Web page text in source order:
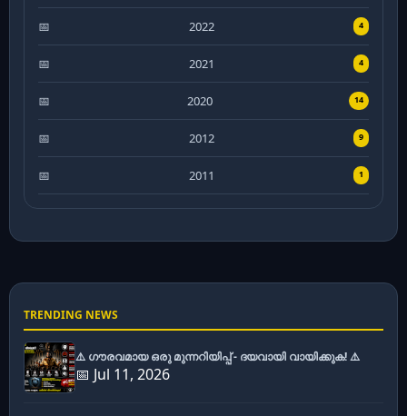
TRENDING NEWS
⚠️ ഗൗരവമായ ഒരു മുന്നറിയിപ്പ് - ദയവായി വായിക്കുക! ⚠️
📅 Jul 11, 2026
2022 4
2021 4
2020 14
2012 9
2011 1